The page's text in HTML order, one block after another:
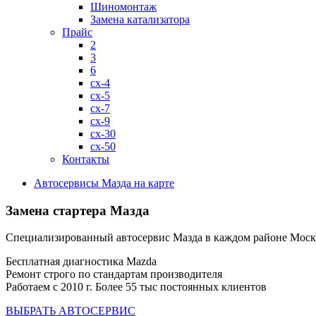
Шиномонтаж
Замена катализатора
Прайс
2
3
6
cx-4
cx-5
cx-7
cx-9
cx-30
cx-50
Контакты
Автосервисы Мазда на карте
Замена стартера Мазда
Специализированный автосервис Мазда в каждом районе
Бесплатная диагностика Mazda
Ремонт строго по стандартам производителя
Работаем с 2010 г. Более 55 тыс постоянных клиентов
ВЫБРАТЬ АВТОСЕРВИС